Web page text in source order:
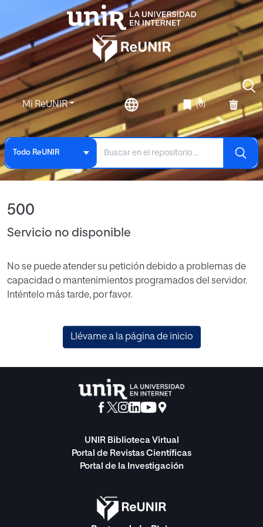
Mi ReUNIR (0)
Todo ReUNIR
500
Servicio no disponible
No se puede atender su petición debido a problemas de
capacidad o mantenimientos programados del servidor.
Inténtelo más tarde, por favor.
Llévame a la página de inicio
UNIR Biblioteca Virtual
Portal de Revistas Científicas
Portal de la Investigación